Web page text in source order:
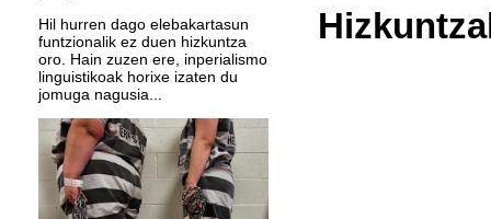
Hil hurren dago elebakartasun
funtzionalik ez duen hizkuntza
oro. Hain zuzen ere, inperialismo
linguistikoak horixe izaten du
jomuga nagusia...